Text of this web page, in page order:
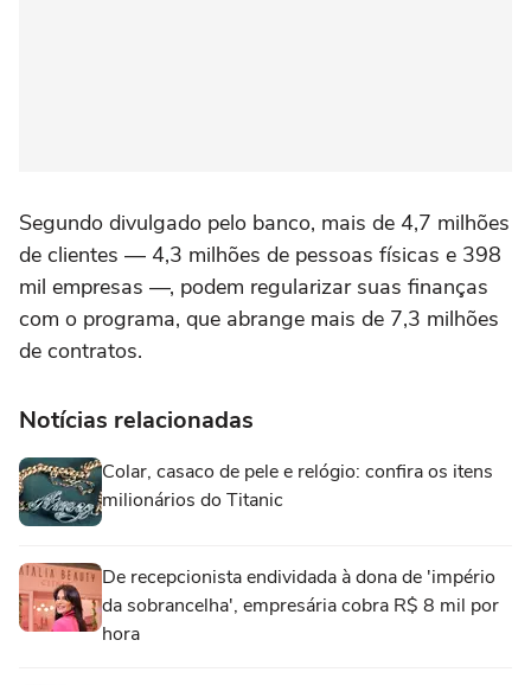
Segundo divulgado pelo banco, mais de 4,7 milhões
de clientes — 4,3 milhões de pessoas físicas e 398
mil empresas —, podem regularizar suas finanças
com o programa, que abrange mais de 7,3 milhões
de contratos.
Notícias relacionadas
Colar, casaco de pele e relógio: confira os itens
milionários do Titanic
De recepcionista endividada à dona de 'império
da sobrancelha', empresária cobra R$ 8 mil por
hora